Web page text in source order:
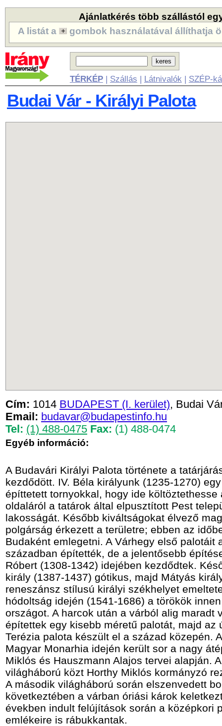
Ajánlatkérés több szállástól
A listát a
gombok használatával állíthatja
TÉRKÉP| Szállás | Látnivalók | SZÉP-
Budai Vár - Királyi Palota
Cím: 1014 BUDAPEST (I. kerület), Budai
Email: budavar@budapestinfo.hu
Tel: (1) 488-0475 Fax: (1) 488-0474
Egyéb információ:
A Budavári Királyi Palota története a
kezdődött. IV. Béla királyunk (1235-1270)
építtetett tornyokkal, hogy ide költöztethesse
oldaláról a tatárok által elpusztított Pest
lakosságát. Később kiváltságokat élvező
polgárság érkezett a területre; ebben az
Budaként emlegetni. A Várhegy első palotáit
században építették, de a jelentősebb
Róbert (1308-1342) idejében kezdődtek.
király (1387-1437) gótikus, majd Mátyás
reneszánsz stílusú királyi székhelyet
hódoltság idején (1541-1686) a törökök
országot. A harcok után a várból alig maradt
építettek egy kisebb méretű palotát, majd az
Terézia palota készült el a század közepén.
Magyar Monarhia idején került sor a nagy
Miklós és Hauszmann Alajos tervei alapján.
világháború közt Horthy Miklós kormányzó
A második világháború során elszenvedett
következtében a várban óriási károk
években indult felújítások során a középkori
emlékeire is rábukkantak.